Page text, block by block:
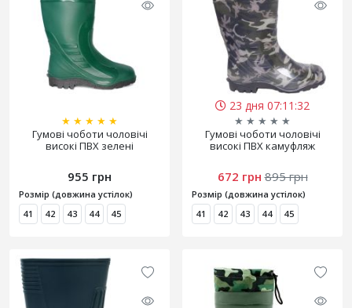
★ ★ ★ ★ ★
Гумові чоботи чоловічі
високі ПВХ зелені
955 грн
Розмір (довжина устілок)
41
42 43 44 45
23 дня 07:11:31
★ ★ ★ ★ ★
Гумові чоботи чоловічі
високі ПВХ камуфляж
672 грн 895 грн
Розмір (довжина устілок)
41
42 43 44 45